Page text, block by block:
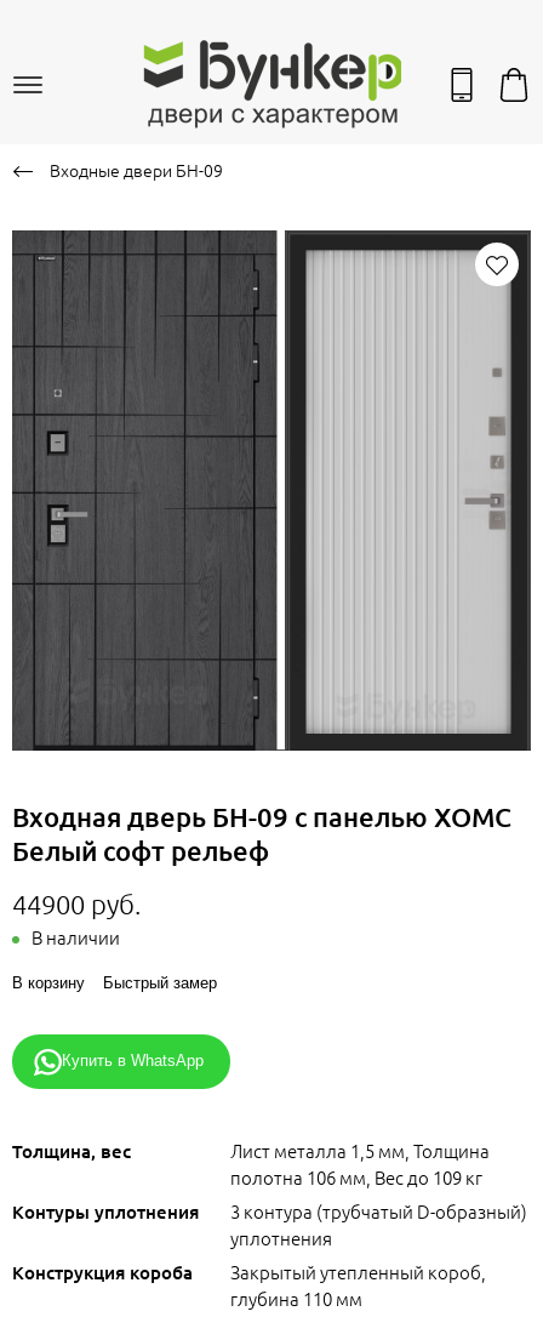
Входные двери БН-09
Входная дверь БН-09 с панелью ХОМС
Белый софт рельеф
44900 руб.
В наличии
В корзину Быстрый замер
Купить в WhatsApp
Толщина, вес
Лист металла 1,5 мм, Толщина
полотна 106 мм, Вес до 109 кг
Контуры уплотнения
3 контура (трубчатый D-образный)
уплотнения
Конструкция короба
Закрытый утепленный короб,
глубина 110 мм